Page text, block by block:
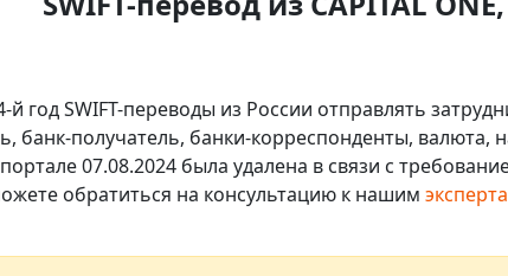
год SWIFT-переводы из России отправлять
банк-получатель, банки-корреспонденты, валюта,
07.08.2024 была удалена в связи с
обратиться на консультацию к нашим